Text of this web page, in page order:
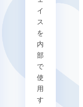
イ
ス
を
内
部
で
使
用
す